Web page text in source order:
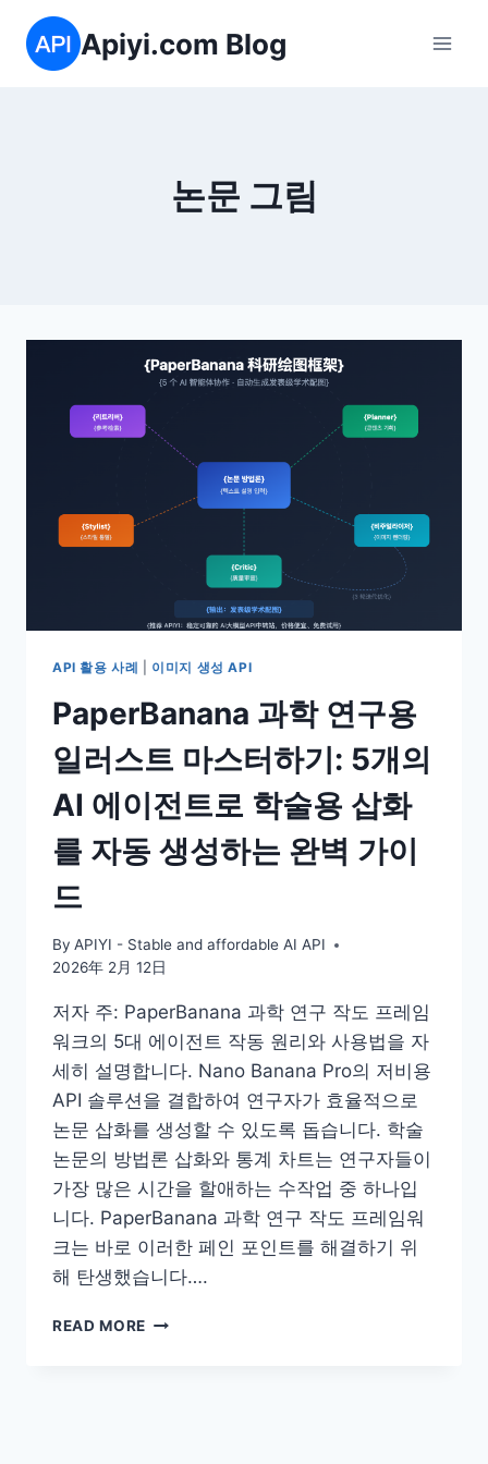
content
Apiyi.com Blog
논문 그림
API 활용 사례 이미지 생성 API
PaperBanana 과학 연구용
일러스트 마스터하기: 5개의
AI 에이전트로 학술용 삽화
를 자동 생성하는 완벽 가이
드
By APIYI - Stable and affordable AI API
2026年 2月 12日
저자 주: PaperBanana 과학 연구 작도 프레임
워크의 5대 에이전트 작동 원리와 사용법을 자
세히 설명합니다. Nano Banana Pro의 저비용
API 솔루션을 결합하여 연구자가 효율적으로
논문 삽화를 생성할 수 있도록 돕습니다. 학술
논문의 방법론 삽화와 통계 차트는 연구자들이
가장 많은 시간을 할애하는 수작업 중 하나입
니다. PaperBanana 과학 연구 작도 프레임워
크는 바로 이러한 페인 포인트를 해결하기 위
해 탄생했습니다….
READ MORE PAPERBANANA